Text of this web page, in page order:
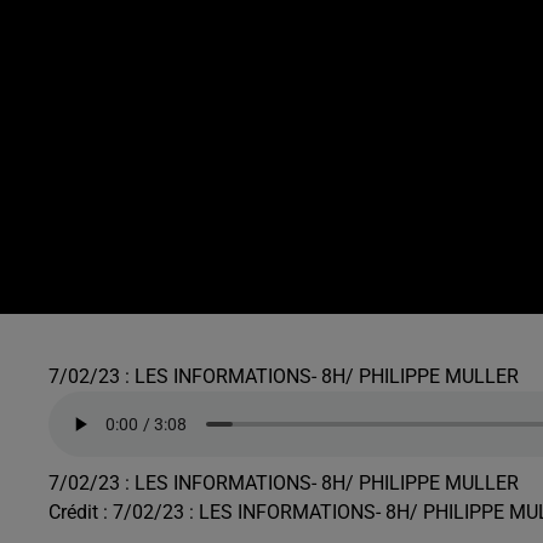
7/02/23 : LES INFORMATIONS- 8H/ PHILIPPE MULLER
7/02/23 : LES INFORMATIONS- 8H/ PHILIPPE MULLER
Crédit : 7/02/23 : LES INFORMATIONS- 8H/ PHILIPPE